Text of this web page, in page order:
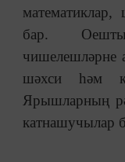
математиклар,
бар.
чишелешләрне
шәхси һәм
Ярышларның
катнашучылар